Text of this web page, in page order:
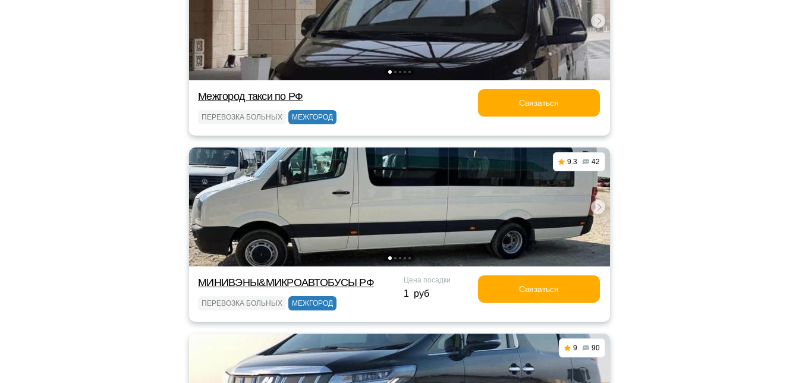
Межгород такси по РФ
ПЕРЕВОЗКА БОЛЬНЫХ МЕЖГОРОД
Связаться
9.3 42
МИНИВЭНЫ&МИКРОАВТОБУСЫ РФ
ПЕРЕВОЗКА БОЛЬНЫХ МЕЖГОРОД
Цена посадки
1 руб Связаться
9 90